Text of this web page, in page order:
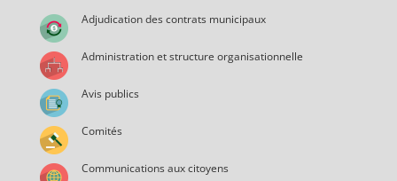
Adjudication des contrats municipaux
Administration et structure organisationnelle
Avis publics
Comités
Communications aux citoyens